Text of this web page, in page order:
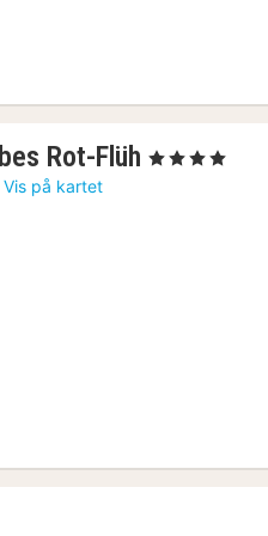
Rot-Flüh 1
, 4 Stjerner
Vis på kartet